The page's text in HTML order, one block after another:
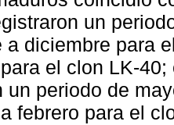
un
a diciembre para
el clon LK-
un periodo de
febrero para el